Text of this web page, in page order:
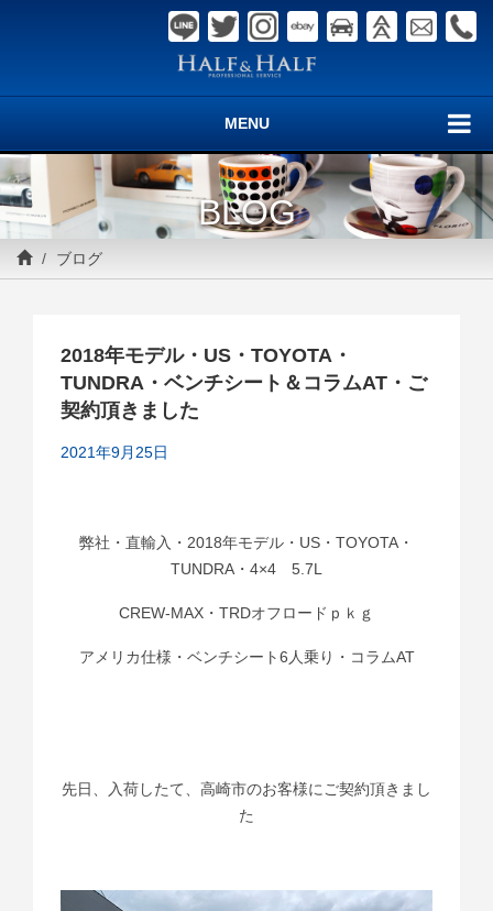
MENU
BLOG
ブログ
2018年モデル・US・TOYOTA・
TUNDRA・ベンチシート＆コラムAT・ご
契約頂きました
2021年9月25日
弊社・直輸入・2018年モデル・US・TOYOTA・
TUNDRA・4×4 5.7L
CREW-MAX・TRDオフロードｐｋｇ
アメリカ仕様・ベンチシート6人乗り・コラムAT
先日、入荷したて、高崎市のお客様にご契約頂きまし
た